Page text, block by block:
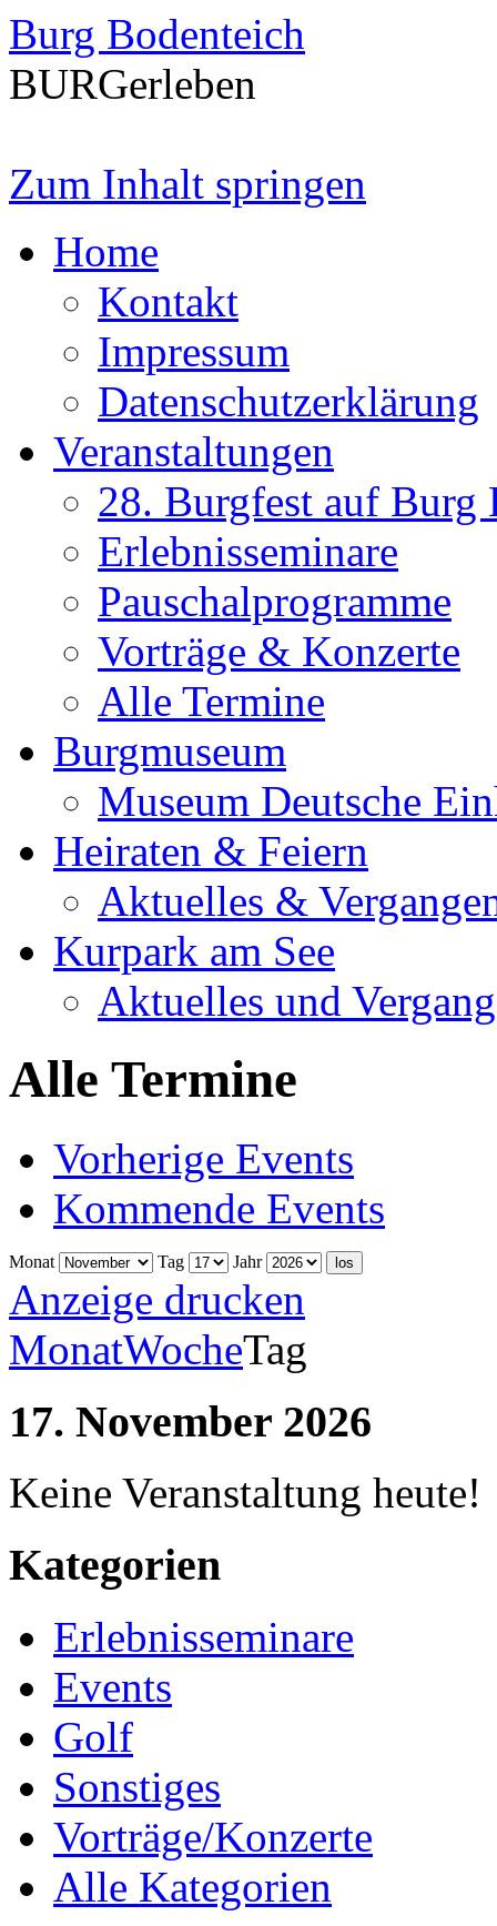
Burg Bodenteich
BURGerleben
Zum Inhalt springen
Home
Kontakt
Impressum
Datenschutzerklärung
Veranstaltungen
28. Burgfest auf Burg
Erlebnisseminare
Pauschalprogramme
Vorträge & Konzerte
Alle Termine
Burgmuseum
Museum Deutsche
Heiraten & Feiern
Aktuelles &
Kurpark am See
Aktuelles und
Alle Termine
Vorherige Events
Kommende Events
Monat Tag Jahr
Anzeige drucken
MonatWocheTag
17. November 2026
Keine Veranstaltung heute!
Kategorien
Erlebnisseminare
Events
Golf
Sonstiges
Vorträge/Konzerte
Alle Kategorien